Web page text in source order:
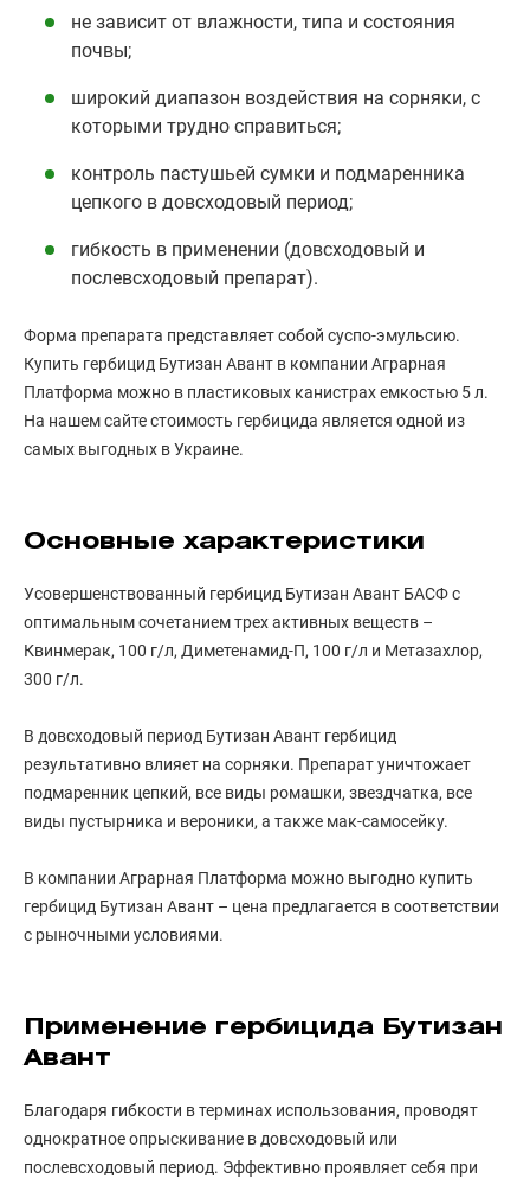
не зависит от влажности, типа и состояния
почвы;
широкий диапазон воздействия на сорняки, с
которыми трудно справиться;
контроль пастушьей сумки и подмаренника
цепкого в довсходовый период;
гибкость в применении (довсходовый и
послевсходовый препарат).
Форма препарата представляет собой суспо-эмульсию.
Купить гербицид Бутизан Авант в компании Аграрная
Платформа можно в пластиковых канистрах емкостью 5 л.
На нашем сайте стоимость гербицида является одной из
самых выгодных в Украине.
Основные характеристики
Усовершенствованный гербицид Бутизан Авант БАСФ с
оптимальным сочетанием трех активных веществ –
Квинмерак, 100 г/л, Диметенамид-П, 100 г/л и Метазахлор,
300 г/л.
В довсходовый период Бутизан Авант гербицид
результативно влияет на сорняки. Препарат уничтожает
подмаренник цепкий, все виды ромашки, звездчатка, все
виды пустырника и вероники, а также мак-самосейку.
В компании Аграрная Платформа можно выгодно купить
гербицид Бутизан Авант – цена предлагается в соответствии
с рыночными условиями.
Применение гербицида Бутизан
Авант
Благодаря гибкости в терминах использования, проводят
однократное опрыскивание в довсходовый или
послевсходовый период. Эффективно проявляет себя при